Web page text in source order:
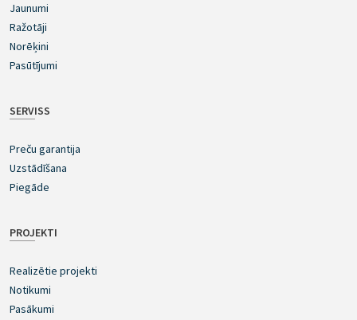
Jaunumi
Ražotāji
Norēķini
Pasūtījumi
SERVISS
Preču garantija
Uzstādīšana
Piegāde
PROJEKTI
Realizētie projekti
Notikumi
Pasākumi